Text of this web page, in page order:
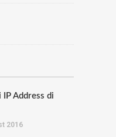
IP Address di
2016